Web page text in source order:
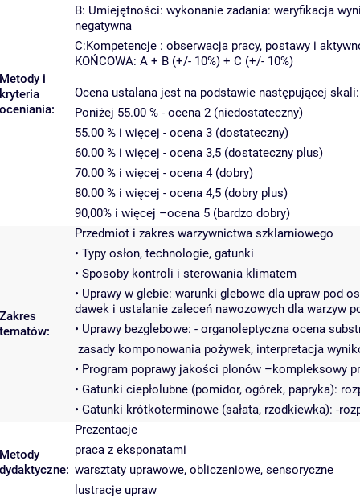
Metody i
kryteria
oceniania:
B: Umiejętności: wykonanie zadania: weryfikacja
negatywna
C:Kompetencje : obserwacja pracy, postawy i
KOŃCOWA: A + B (+/- 10%) + C (+/- 10%)
Ocena ustalana jest na podstawie następującej skali:
Poniżej 55.00 % - ocena 2 (niedostateczny)
55.00 % i więcej - ocena 3 (dostateczny)
60.00 % i więcej - ocena 3,5 (dostateczny plus)
70.00 % i więcej - ocena 4 (dobry)
80.00 % i więcej - ocena 4,5 (dobry plus)
90,00% i więcej –ocena 5 (bardzo dobry)
Zakres
tematów:
Przedmiot i zakres warzywnictwa szklarniowego
• Typy osłon, technologie, gatunki
• Sposoby kontroli i sterowania klimatem
• Uprawy w glebie: warunki glebowe dla upraw pod
dawek i ustalanie zaleceń nawozowych dla warzyw
• Uprawy bezglebowe: - organoleptyczna ocena
zasady komponowania pożywek, interpretacja
• Program poprawy jakości plonów –kompleksowy
• Gatunki ciepłolubne (pomidor, ogórek, papryka):
• Gatunki krótkoterminowe (sałata, rzodkiewka): -
Metody
dydaktyczne:
Prezentacje
praca z eksponatami
warsztaty uprawowe, obliczeniowe, sensoryczne
lustracje upraw